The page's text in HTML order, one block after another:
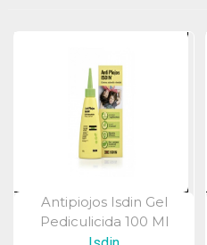
Vista Rápida
Antipiojos Isdin Gel
Pediculicida 100 Ml